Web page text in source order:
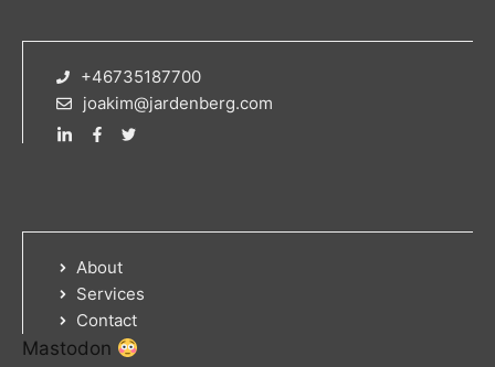
+46735187700
joakim@jardenberg.com
About
Services
Contact
Mastodon